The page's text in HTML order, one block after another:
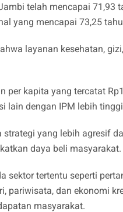
telah mencapai 71,93
yang mencapai 73,25
layanan kesehatan,
per kapita yang tercatat
lain dengan IPM lebih
yang lebih agresif
daya beli masyarakat.
sektor tertentu seperti
pariwisata, dan ekonomi
masyarakat.